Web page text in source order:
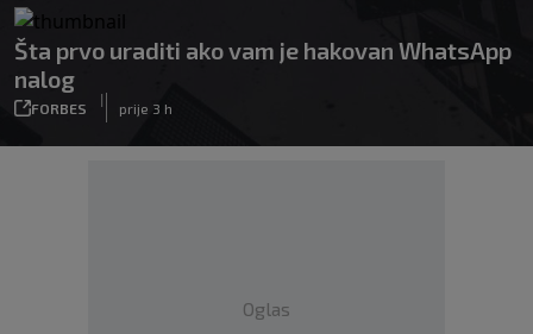
Šta prvo uraditi ako vam je hakovan WhatsApp
nalog
FORBES
|
prije 3 h
Oglas